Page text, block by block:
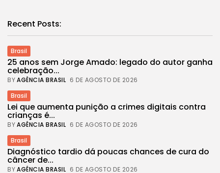
Recent Posts:
Brasil
25 anos sem Jorge Amado: legado do autor ganha
celebração...
BYAGÊNCIA BRASIL 6 DE AGOSTO DE 2026
Brasil
Lei que aumenta punição a crimes digitais contra
crianças é...
BYAGÊNCIA BRASIL 6 DE AGOSTO DE 2026
Brasil
Diagnóstico tardio dá poucas chances de cura do
câncer de...
BYAGÊNCIA BRASIL 6 DE AGOSTO DE 2026